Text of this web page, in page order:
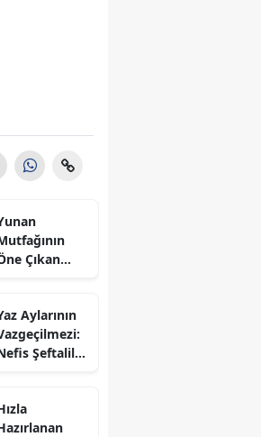
Çıkan
Yapılır?
Aylarının
Şeftalili